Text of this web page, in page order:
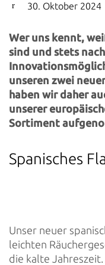
30. Oktober 2024
Wer uns kennt,
sind und stets
unseren zwei
haben wir daher
unserer
Sortiment
Spanisches
Unser neuer
leichten
die kalte Jahreszeit.